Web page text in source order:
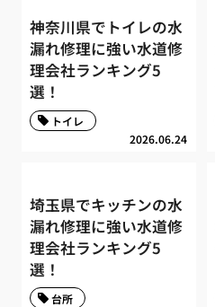
神奈川県でトイレの水
漏れ修理に強い水道修
理会社ランキング5
選！
2026.06.24
トイレ
埼玉県でキッチンの水
漏れ修理に強い水道修
理会社ランキング5
選！
台所